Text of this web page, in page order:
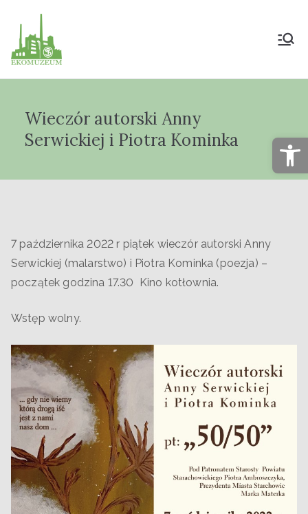
Muzeum Przyrody
"Ekomuzeum" im.
Wieczór autorski Anny
Serwickiej i Piotra Kominka
7 października 2022 r piątek wieczór autorski Anny
Serwickiej (malarstwo) i Piotra Kominka (poezja) –
początek godzina 17.30 Kino kotłownia.
Wstęp wolny.